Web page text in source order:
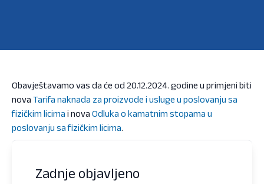
Obavještavamo vas da će od 20.12.2024. godine u primjeni biti
nova Tarifa naknada za proizvode i usluge u poslovanju sa
fizičkim licima i nova Odluka o kamatnim stopama u
poslovanju sa fizičkim licima.
Zadnje objavljeno